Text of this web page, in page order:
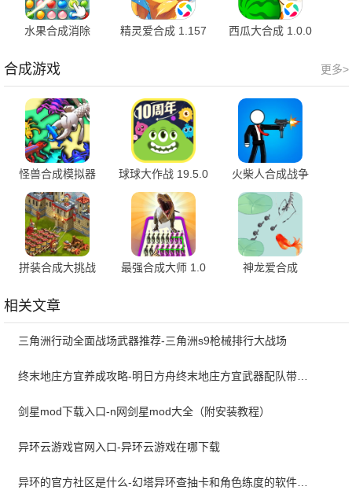
水果合成消除
精灵爱合成 1.157
西瓜大合成 1.0.0
更多>
合成游戏
怪兽合成模拟器
1.0
球球大作战 19.5.0
安卓版
火柴人合成战争
3.4.24 最新版
拼装合成大挑战
最强合成大师 1.0
神龙爱合成
相关文章
三角洲行动全面战场武器推荐-三角洲s9枪械排行大战场
终末地庄方宜养成攻略-明日方舟终末地庄方宜武器配队带什么
剑星mod下载入口-n网剑星mod大全（附安装教程）
异环云游戏官网入口-异环云游戏在哪下载
异环的官方社区是什么-幻塔异环查抽卡和角色练度的软件叫什么